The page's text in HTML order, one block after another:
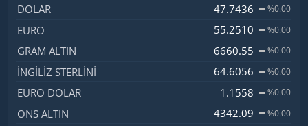
İsim, Kod
DOLAR 47.7436 %0.00
EURO 55.2510 %0.00
GRAM ALTIN 6660.55 %0.00
İNGILIZ STERLINI 64.6056 %0.00
EURO DOLAR 1.1558 %0.00
ONS ALTIN 4342.09 %0.00